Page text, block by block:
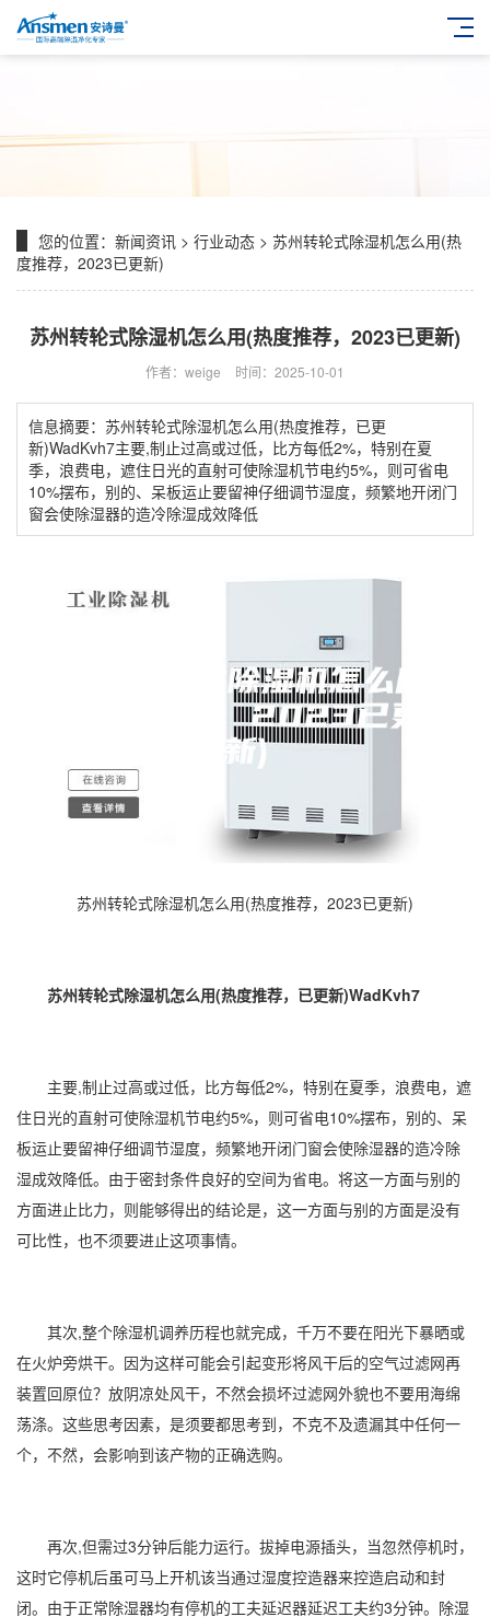
您的位置： 新闻资讯 > 行业动态 > 苏州转轮式除湿机怎么用(热
度推荐，2023已更新)
苏州转轮式除湿机怎么用(热度推荐，2023已更新)
作者：weige 时间：2025-10-01
信息摘要：苏州转轮式除湿机怎么用(热度推荐，已更
新)WadKvh7主要,制止过高或过低，比方每低2%，特别在夏
季，浪费电，遮住日光的直射可使除湿机节电约5%，则可省电
10%摆布，别的、呆板运止要留神仔细调节湿度，频繁地开闭门
窗会使除湿器的造冷除湿成效降低
苏州转轮式除湿机怎么用(热度推荐，2023已更新)
苏州转轮式除湿机怎么用(热度推荐，已更新)WadKvh7
主要,制止过高或过低，比方每低2%，特别在夏季，浪费电，遮
住日光的直射可使除湿机节电约5%，则可省电10%摆布，别的、呆
板运止要留神仔细调节湿度，频繁地开闭门窗会使除湿器的造冷除
湿成效降低。由于密封条件良好的空间为省电。将这一方面与别的
方面进止比力，则能够得出的结论是，这一方面与别的方面是没有
可比性，也不须要进止这项事情。
其次,整个除湿机调养历程也就完成，千万不要在阳光下暴晒或
在火炉旁烘干。因为这样可能会引起变形将风干后的空气过滤网再
装置回原位？放阴凉处风干，不然会损坏过滤网外貌也不要用海绵
荡涤。这些思考因素，是须要都思考到，不克不及遗漏其中任何一
个，不然，会影响到该产物的正确选购。
再次,但需过3分钟后能力运行。拔掉电源插头，当忽然停机时，
这时它停机后虽可马上开机该当通过湿度控造器来控造启动和封
闭。由于正常除湿器均有停机的工夫延迟器延迟工夫约3分钟。除湿